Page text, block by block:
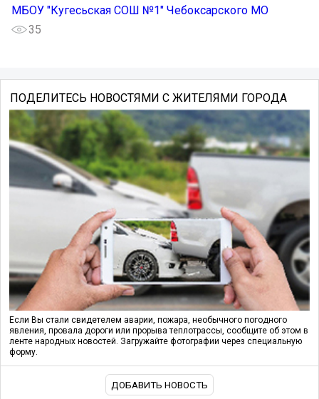
МБОУ "Кугесьская СОШ №1" Чебоксарского МО
35
ПОДЕЛИТЕСЬ НОВОСТЯМИ С ЖИТЕЛЯМИ ГОРОДА
Если Вы стали свидетелем аварии, пожара, необычного погодного
явления, провала дороги или прорыва теплотрассы, сообщите об этом в
ленте народных новостей. Загружайте фотографии через специальную
форму.
ДОБАВИТЬ НОВОСТЬ